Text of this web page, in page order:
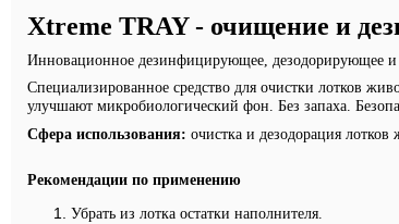
Xtreme TRAY - очищение и
Инновационное дезинфицирующее, дезодорирующее и
Специализированное средство для очистки лотков
улучшают микробиологический фон. Без запаха.
Сфера использования: очистка и дезодорация лотков
Рекомендации по применению
Убрать из лотка остатки наполнителя.